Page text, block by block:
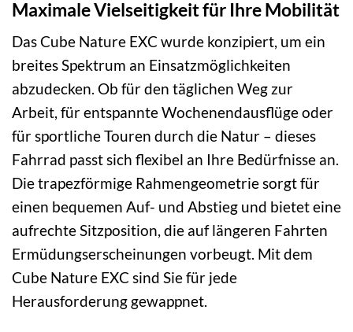
Maximale Vielseitigkeit für Ihre Mobilität
Das Cube Nature EXC wurde konzipiert, um ein
breites Spektrum an Einsatzmöglichkeiten
abzudecken. Ob für den täglichen Weg zur
Arbeit, für entspannte Wochenendausflüge oder
für sportliche Touren durch die Natur – dieses
Fahrrad passt sich flexibel an Ihre Bedürfnisse an.
Die trapezförmige Rahmengeometrie sorgt für
einen bequemen Auf- und Abstieg und bietet eine
aufrechte Sitzposition, die auf längeren Fahrten
Ermüdungserscheinungen vorbeugt. Mit dem
Cube Nature EXC sind Sie für jede
Herausforderung gewappnet.